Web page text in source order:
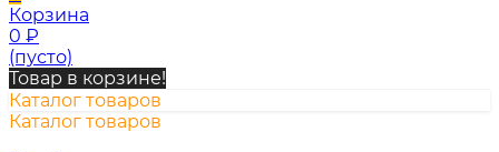
Корзина
0 ₽
(пусто)
Товар в корзине!
Каталог товаров
Каталог товаров